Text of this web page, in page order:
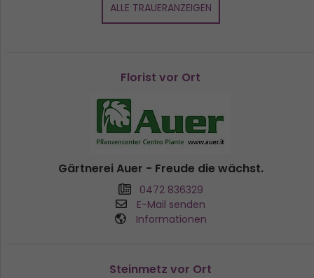
ALLE TRAUERANZEIGEN
Florist vor Ort
Gärtnerei Auer - Freude die wächst.
0472 836329
E-Mail senden
Informationen
Steinmetz vor Ort